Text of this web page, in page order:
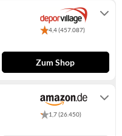
4,4 (457.087)
Zum Shop
1,7 (26.450)